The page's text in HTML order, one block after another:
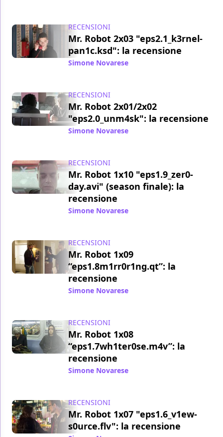
RECENSIONI
Mr. Robot 2x03 "eps2.1_k3rnel-
pan1c.ksd": la recensione
Simone Novarese
RECENSIONI
Mr. Robot 2x01/2x02
"eps2.0_unm4sk": la recensione
Simone Novarese
RECENSIONI
Mr. Robot 1x10 "eps1.9_zer0-
day.avi" (season finale): la
recensione
Simone Novarese
RECENSIONI
Mr. Robot 1x09
“eps1.8m1rr0r1ng.qt”: la
recensione
Simone Novarese
RECENSIONI
Mr. Robot 1x08
“eps1.7wh1ter0se.m4v”: la
recensione
Simone Novarese
RECENSIONI
Mr. Robot 1x07 "eps1.6_v1ew-
s0urce.flv": la recensione